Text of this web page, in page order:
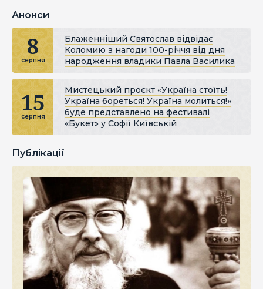
Анонси
8
серпня
Блаженніший Святослав відвідає
Коломию з нагоди 100-річчя від дня
народження владики Павла Василика
15
серпня
Мистецький проєкт «Україна стоїть!
Україна бореться! Україна молиться!»
буде представлено на фестивалі
«Букет» у Софії Київській
Публікації